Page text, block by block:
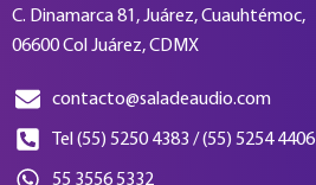
C. Dinamarca 81, Juárez, Cuauhtémoc,
06600 Col Juárez, CDMX
contacto@saladeaudio.com
Tel (55) 5250 4383 / (55) 5254 4406
55 3556 5332